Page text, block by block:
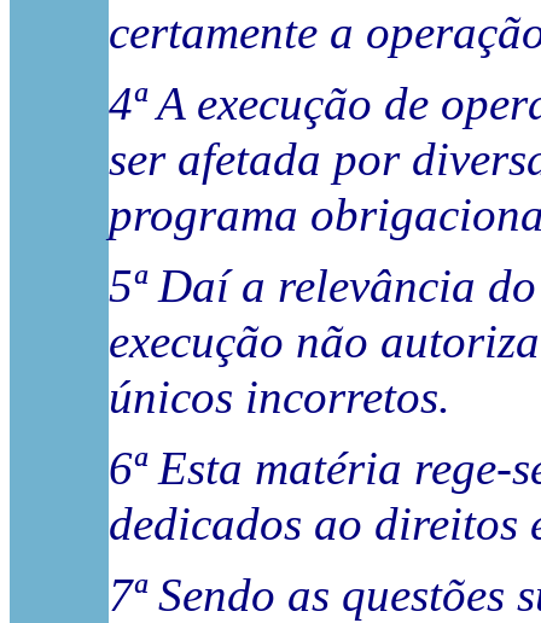
certamente a
4ª A execução de
ser afetada por
programa
5ª Daí a relevância
execução não
únicos incorretos.
6ª Esta matéria
dedicados ao direitos
7ª Sendo as